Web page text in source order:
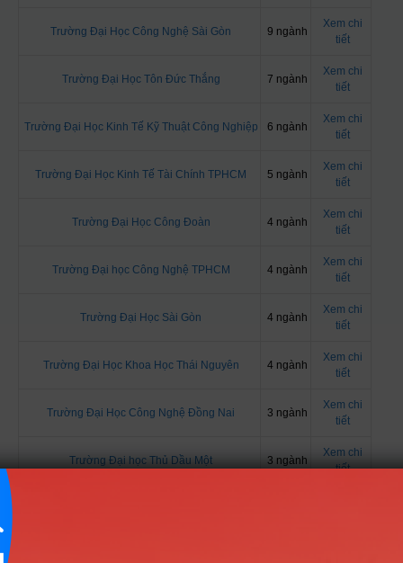
Trường Đại Học Công Nghệ Sài Gòn 9 ngành
Xem chi
tiết
Trường Đại Học Tôn Đức Thắng 7 ngành
Xem chi
tiết
Trường Đại Học Kinh Tế Kỹ Thuật Công Nghiệp 6 ngành
Xem chi
tiết
Trường Đại Học Kinh Tế Tài Chính TPHCM 5 ngành
Xem chi
tiết
Trường Đại Học Công Đoàn 4 ngành
Xem chi
tiết
Trường Đại học Công Nghệ TPHCM 4 ngành
Xem chi
tiết
Trường Đại Học Sài Gòn 4 ngành
Xem chi
tiết
Trường Đại Học Khoa Học Thái Nguyên 4 ngành
Xem chi
tiết
Trường Đại Học Công Nghệ Đồng Nai 3 ngành
Xem chi
tiết
Trường Đại học Thủ Dầu Một 3 ngành
Xem chi
tiết